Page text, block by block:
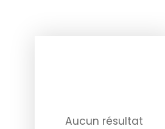
Aucun résultat